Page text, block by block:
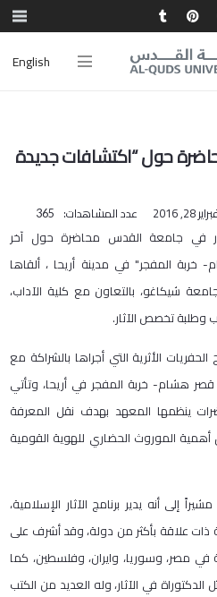
English
حول “اكتشافات جديدة
فبراير 28, 2016 عدد المشاهدات: 365
في جامعة القدس محاضرة حول آخر
المفجر" في مدينة أريحا ، ألقاها
شيكاغو، بالتعاون مع كلية الآداب،
وطلبة تخصص الآثار.
الأثرية التي أجراها بالشراكة مع
قصر هشام- خربة المفجر في أريحا، وتأتي
ينظمها المعهد بهدف نقل المعرفة
الموروث الحضاري للهوية القومية
إلى أنه يدير برنامج الآثار الإسلامية،
ذات علاقة بأكثر من دولة، وقد أشرف على
مصر، وسوريا، وايران، وفلسطين، كما
في الآثار، وله العديد من الكتب